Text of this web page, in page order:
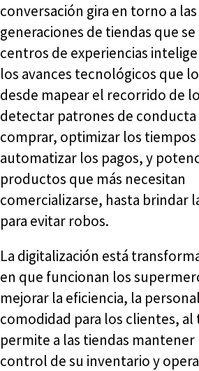
conversación gira en torno a
generaciones de tiendas que
centros de experiencias
los avances tecnológicos que
desde mapear el recorrido de
detectar patrones de conducta
comprar, optimizar los tiempos
automatizar los pagos, y
productos que más necesitan
comercializarse, hasta brindar
para evitar robos.
La digitalización está
en que funcionan los
mejorar la eficiencia, la
comodidad para los clientes,
permite a las tiendas
control de su inventario y